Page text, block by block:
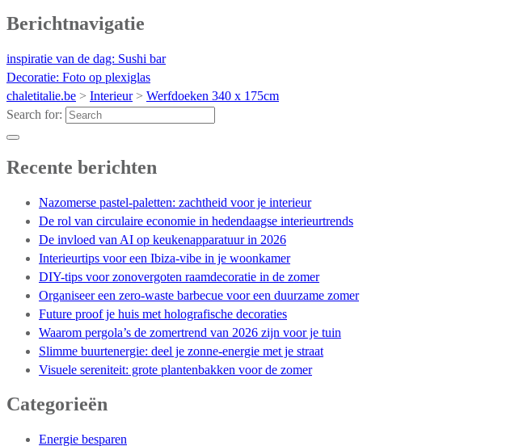
Berichtnavigatie
inspiratie van de dag: Sushi bar
Decoratie: Foto op plexiglas
chaletitalie.be > Interieur> Werfdoeken 340 x 175cm
Search for:
Recente berichten
Nazomerse pastel-paletten: zachtheid voor je interieur
De rol van circulaire economie in hedendaagse interieurtrends
De invloed van AI op keukenapparatuur in 2026
Interieurtips voor een Ibiza-vibe in je woonkamer
DIY-tips voor zonovergoten raamdecoratie in de zomer
Organiseer een zero-waste barbecue voor een duurzame zomer
Future proof je huis met holografische decoraties
Waarom pergola’s de zomertrend van 2026 zijn voor je tuin
Slimme buurtenergie: deel je zonne-energie met je straat
Visuele sereniteit: grote plantenbakken voor de zomer
Categorieën
Energie besparen